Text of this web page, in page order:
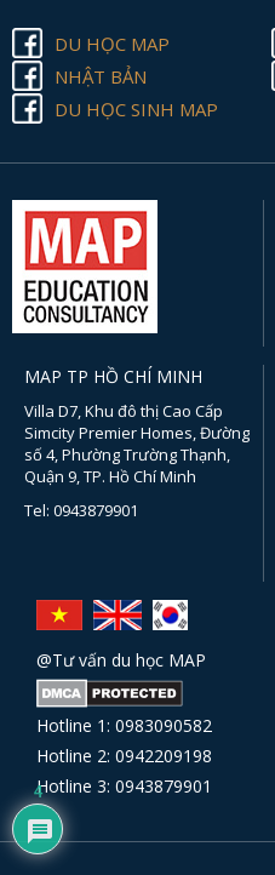
DU HỌC MAP
NHẬT BẢN
DU HỌC SINH MAP
MAP TP HỒ CHÍ MINH
Villa D7, Khu đô thị Cao Cấp
Simcity Premier Homes, Đường
số 4, Phường Trường Thạnh,
Quận 9, TP. Hồ Chí Minh
Tel: 0943879901
@Tư vấn du học MAP
Hotline 1: 0983090582
Hotline 2: 0942209198
Hotline 3: 0943879901
4